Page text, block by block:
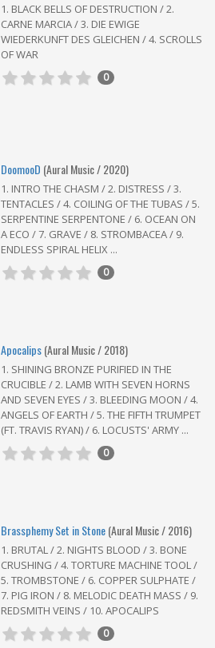
1. BLACK BELLS OF DESTRUCTION / 2.
CARNE MARCIA / 3. DIE EWIGE
WIEDERKUNFT DES GLEICHEN / 4. SCROLLS
OF WAR
0
DoomooD (Aural Music / 2020)
1. INTRO THE CHASM / 2. DISTRESS / 3.
TENTACLES / 4. COILING OF THE TUBAS / 5.
SERPENTINE SERPENTONE / 6. OCEAN ON
A ECO / 7. GRAVE / 8. STROMBACEA / 9.
ENDLESS SPIRAL HELIX ...
0
Apocalips(Aural Music / 2018)
1. SHINING BRONZE PURIFIED IN THE
CRUCIBLE / 2. LAMB WITH SEVEN HORNS
AND SEVEN EYES / 3. BLEEDING MOON / 4.
ANGELS OF EARTH / 5. THE FIFTH TRUMPET
(FT. TRAVIS RYAN) / 6. LOCUSTS' ARMY ...
0
Brassphemy Set in Stone(Aural Music / 2016)
1. BRUTAL / 2. NIGHTS BLOOD / 3. BONE
CRUSHING / 4. TORTURE MACHINE TOOL /
5. TROMBSTONE / 6. COPPER SULPHATE /
7. PIG IRON / 8. MELODIC DEATH MASS / 9.
REDSMITH VEINS / 10. APOCALIPS
0